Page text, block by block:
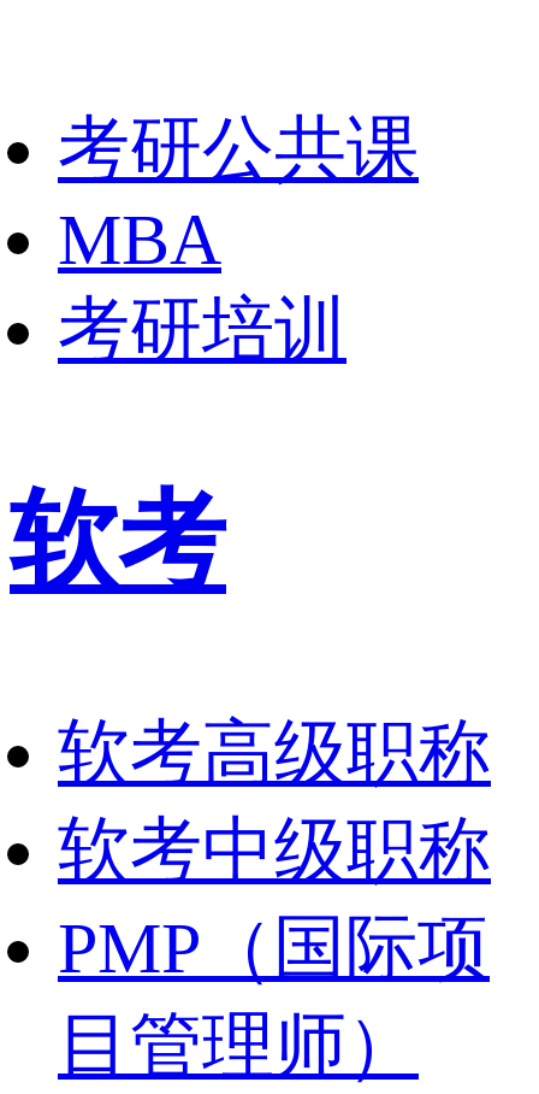
考研公共课
MBA
考研培训
软考
软考高级职称
软考中级职称
PMP（国际项
目管理师）